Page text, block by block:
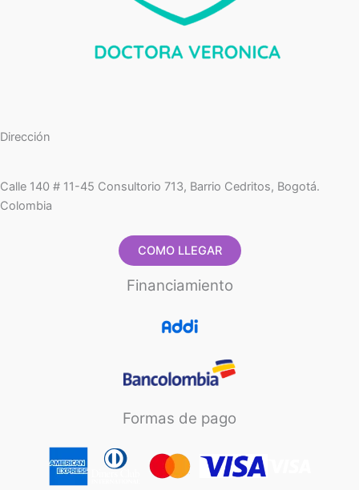
Dirección
Calle 140 # 11-45 Consultorio 713, Barrio Cedritos, Bogotá.
Colombia
COMO LLEGAR
Financiamiento
Formas de pago